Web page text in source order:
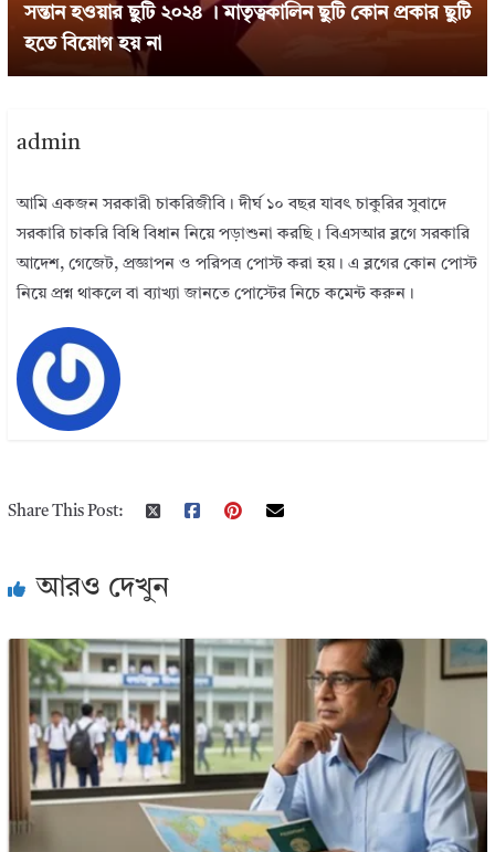
সন্তান হওয়ার ছুটি ২০২৪ । মাতৃত্বকালিন ছুটি কোন প্রকার ছুটি
হতে বিয়োগ হয় না
admin
আমি একজন সরকারী চাকরিজীবি। দীর্ঘ ১০ বছর যাবৎ চাকুরির সুবাদে
সরকারি চাকরি বিধি বিধান নিয়ে পড়াশুনা করছি। বিএসআর ব্লগে সরকারি
আদেশ, গেজেট, প্রজ্ঞাপন ও পরিপত্র পোস্ট করা হয়। এ ব্লগের কোন পোস্ট
নিয়ে প্রশ্ন থাকলে বা ব্যাখ্যা জানতে পোস্টের নিচে কমেন্ট করুন।
Share This Post:
আরও দেখুন